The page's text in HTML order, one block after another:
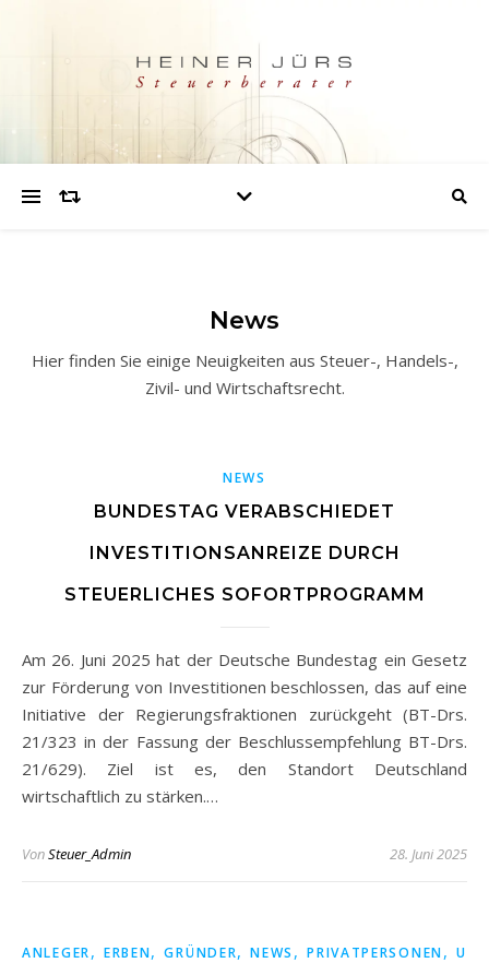
News
Hier finden Sie einige Neuigkeiten aus Steuer-, Handels-,
Zivil- und Wirtschaftsrecht.
NEWS
BUNDESTAG VERABSCHIEDET
INVESTITIONSANREIZE DURCH
STEUERLICHES SOFORTPROGRAMM
Am 26. Juni 2025 hat der Deutsche Bundestag ein Gesetz
zur Förderung von Investitionen beschlossen, das auf eine
Initiative der Regierungsfraktionen zurückgeht (BT-Drs.
21/323 in der Fassung der Beschlussempfehlung BT-Drs.
21/629). Ziel ist es, den Standort Deutschland
wirtschaftlich zu stärken.…
VonSteuer_Admin 28. Juni 2025
ANLEGER, ERBEN,GRÜNDER,NEWS ,PRIVATPERSONEN,